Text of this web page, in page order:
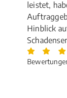
leistet,
Hinblick